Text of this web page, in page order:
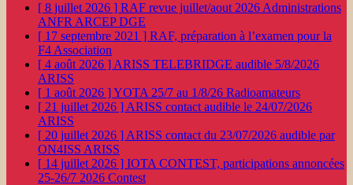
[ 8 juillet 2026 ] RAF revue juillet/aout 2026 Administrations
ANFR ARCEP DGE
[ 17 septembre 2021 ] RAF, préparation à l’examen pour la
F4 Association
[ 4 août 2026 ] ARISS TELEBRIDGE audible 5/8/2026
ARISS
[ 1 août 2026 ]YOTA 25/7 au 1/8/26 Radioamateurs
[ 21 juillet 2026 ] ARISS contact audible le 24/07/2026
ARISS
[ 20 juillet 2026 ] ARISS contact du 23/07/2026 audible par
ON4ISS ARISS
[ 14 juillet 2026 ] IOTA CONTEST, participations annoncées
25-26/7 2026 Contest